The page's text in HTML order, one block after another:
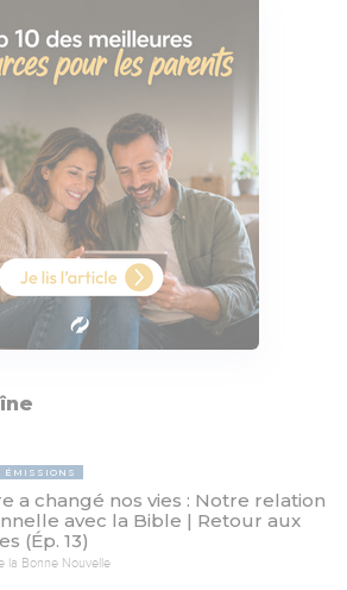
ÉMISSIONS
a changé nos vies : Notre relation
avec la Bible | Retour aux
(Ép. 13)
la Bonne Nouvelle